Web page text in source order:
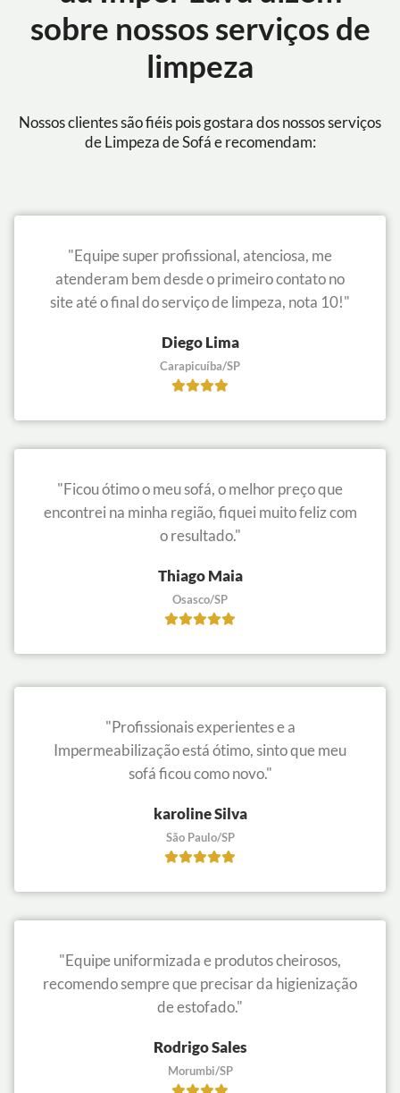
sobre nossos serviços de
limpeza
Nossos clientes são fiéis pois gostara dos nossos serviços
de Limpeza de Sofá e recomendam:
"Equipe super profissional, atenciosa, me
atenderam bem desde o primeiro contato no
site até o final do serviço de limpeza, nota 10!"
Diego Lima
Carapicuíba/SP
"Ficou ótimo o meu sofá, o melhor preço que
encontrei na minha região, fiquei muito feliz com
o resultado."
Thiago Maia
Osasco/SP
"Profissionais experientes e a
Impermeabilização está ótimo, sinto que meu
sofá ficou como novo."
karoline Silva
São Paulo/SP
"Equipe uniformizada e produtos cheirosos,
recomendo sempre que precisar da higienização
de estofado."
Rodrigo Sales
Morumbi/SP